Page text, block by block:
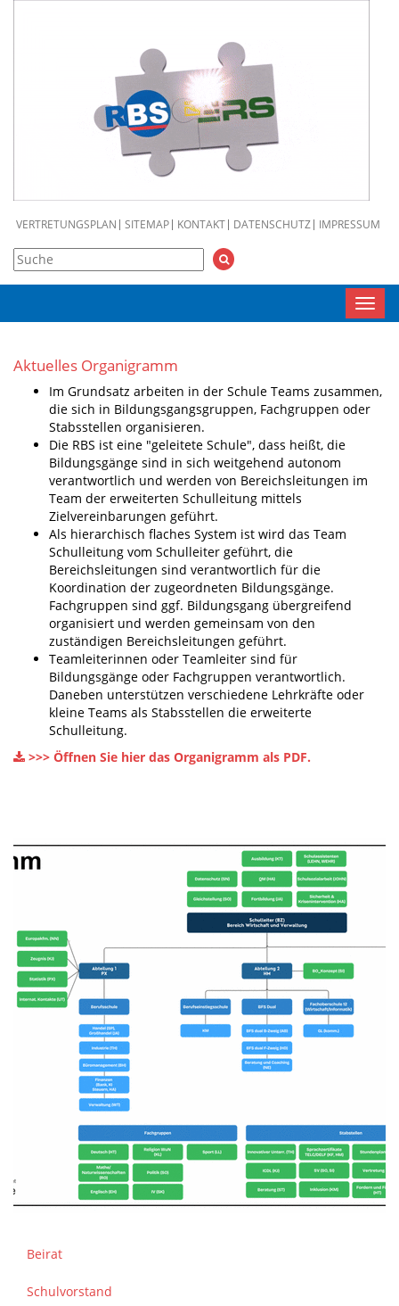
VERTRETUNGSPLAN SITEMAP KONTAKT DATENSCHUTZ IMPRESSUM
Aktuelles Organigramm
Im Grundsatz arbeiten in der Schule Teams zusammen,
die sich in Bildungsgangsgruppen, Fachgruppen oder
Stabsstellen organisieren.
Die RBS ist eine "geleitete Schule", dass heißt, die
Bildungsgänge sind in sich weitgehend autonom
verantwortlich und werden von Bereichsleitungen im
Team der erweiterten Schulleitung mittels
Zielvereinbarungen geführt.
Als hierarchisch flaches System ist wird das Team
Schulleitung vom Schulleiter geführt, die
Bereichsleitungen sind verantwortlich für die
Koordination der zugeordneten Bildungsgänge.
Fachgruppen sind ggf. Bildungsgang übergreifend
organisiert und werden gemeinsam von den
zuständigen Bereichsleitungen geführt.
Teamleiterinnen oder Teamleiter sind für
Bildungsgänge oder Fachgruppen verantwortlich.
Daneben unterstützen verschiedene Lehrkräfte oder
kleine Teams als Stabsstellen die erweiterte
Schulleitung.
>>> Öffnen Sie hier das Organigramm als PDF.
Beirat
Schulvorstand